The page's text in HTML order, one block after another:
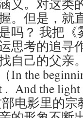
义。对这类
。但是，就
吗？ 我把
思考的追寻
自己的父亲
the
. And the
部电影里的